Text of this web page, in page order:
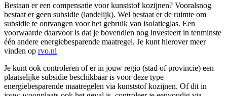
Bestaan er een compensatie voor kunststof kozijnen? Vooralsnog
bestaat er geen subsidie (landelijk). Wel bestaat er de ruimte om
subsidie te ontvangen voor het gebruik van isolatieglas. Een
voorwaarde daarvoor is dat je bovendien nog investeert in tenminste
één andere energiebesparende maatregel. Je kunt hierover meer
vinden op rvo.nl
Je kunt ook controleren of er in jouw regio (stad of provincie) een
plaatselijke subsidie beschikbaar is voor deze type
energiebesparende maatregelen via kunststof kozijnen. Of dit in